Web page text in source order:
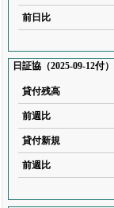
前日比
日証協（2025-09-12付）
貸付残高
前週比
貸付新規
前週比